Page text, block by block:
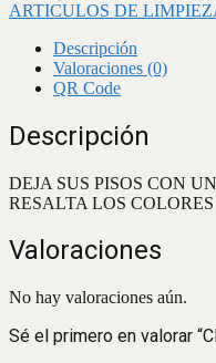
ARTICULOS DE
Descripción
Valoraciones (0)
QR Code
Descripción
DEJA SUS PISOS CON
RESALTA LOS
Valoraciones
No hay valoraciones aún.
Sé el primero en valorar